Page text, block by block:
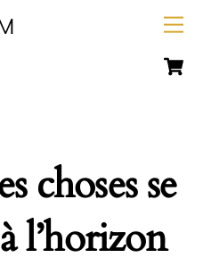
choses se
l’horizon